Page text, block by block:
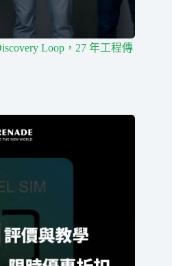
Loop，27 年工程傳